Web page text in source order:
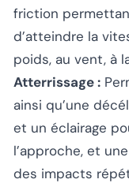
friction
d’atteindre la
poids, au vent, à
Atterrissage :
ainsi qu’une
et un éclairage
l’approche, et
des impacts